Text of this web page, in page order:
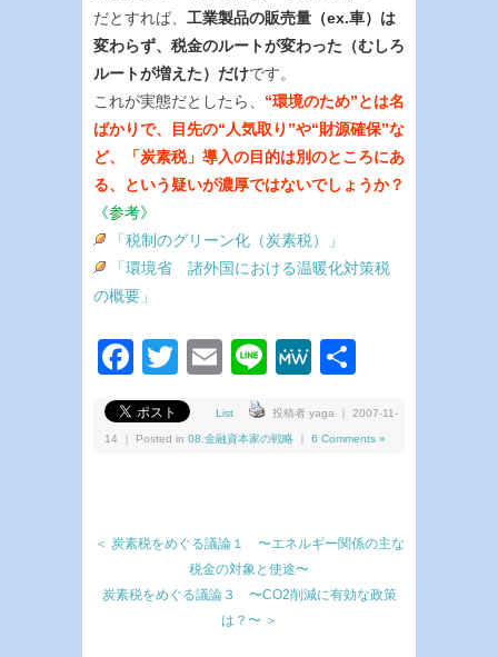
だとすれば、 工業製品の販売量（ex.車）は
変わらず、税金のルートが変わった（むしろ
ルートが増えた）だけです。
これが実態だとしたら、 “環境のため”とは名
ばかりで、目先の“人気取り”や“財源確保”な
ど、「炭素税」導入の目的は別のところにあ
る、という疑いが濃厚ではないでしょうか？
《参考》
「税制のグリーン化（炭素税）」
「環境省 諸外国における温暖化対策税
の概要」
Facebook
Twitter
Email
LineMeWe
List 投稿者 yaga ｜ 2007-11-
14 ｜ Posted in 08.金融資本家の戦略 6 Comments »
＜ 炭素税をめぐる議論１ 〜エネルギー関係の主な
税金の対象と使途〜
炭素税をめぐる議論３ 〜CO2削減に有効な政策
は？〜 ＞